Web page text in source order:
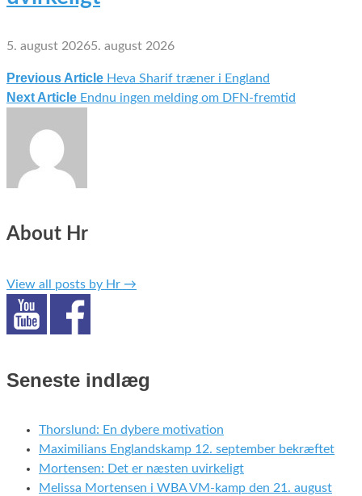
5. august 20265. august 2026
Indlægsnavigation
Previous Article Heva Sharif træner i England
Next Article Endnu ingen melding om DFN-fremtid
About Hr
View all posts by Hr →
Seneste indlæg
Thorslund: En dybere motivation
Maximilians Englandskamp 12. september bekræftet
Mortensen: Det er næsten uvirkeligt
Melissa Mortensen i WBA VM-kamp den 21. august